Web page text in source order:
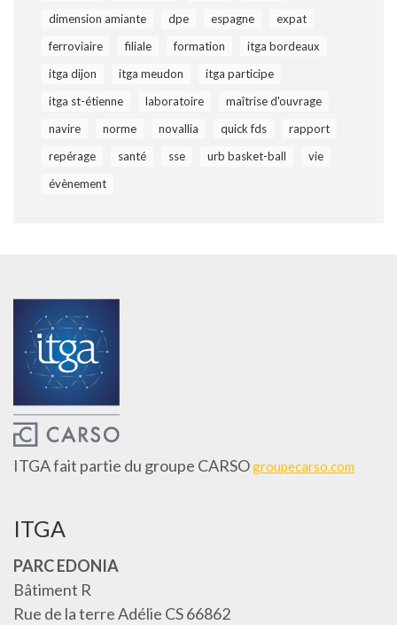
dimension amiante
dpe espagne
expat
ferroviaire
filiale formation
itga bordeaux
itga dijon
itga meudon
itga participe
itga st-étienne
laboratoire
maîtrise d'ouvrage
navire
norme novallia quick fds
rapport
repérage
santé sse urb basket-ball
vie
évènement
ITGA fait partie du groupe CARSOgroupecarso.com
ITGA
PARC EDONIA
Bâtiment R
Rue de la terre Adélie CS 66862